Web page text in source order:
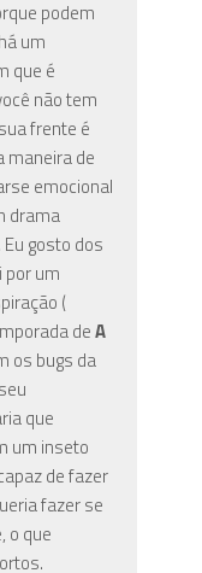
podem
um
que é
não tem
frente é
maneira de
emocional
drama
gosto dos
por um
(
deA
os bugs da
que
um inseto
de fazer
fazer se
o que